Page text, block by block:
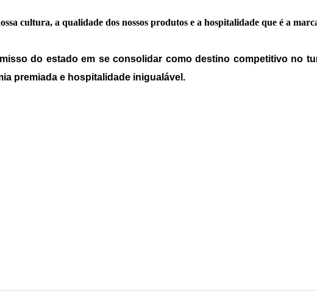
cultura, a qualidade dos nossos produtos e a hospitalidade que é a
do estado em se consolidar como destino competitivo no
premiada e hospitalidade inigualável.